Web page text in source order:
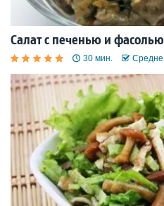
Салат с печенью и фасолью
30 мин. Средне